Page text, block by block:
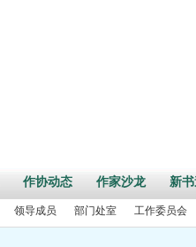
作协动态 作家沙龙 新
领导成员 部门处室 工作委员会